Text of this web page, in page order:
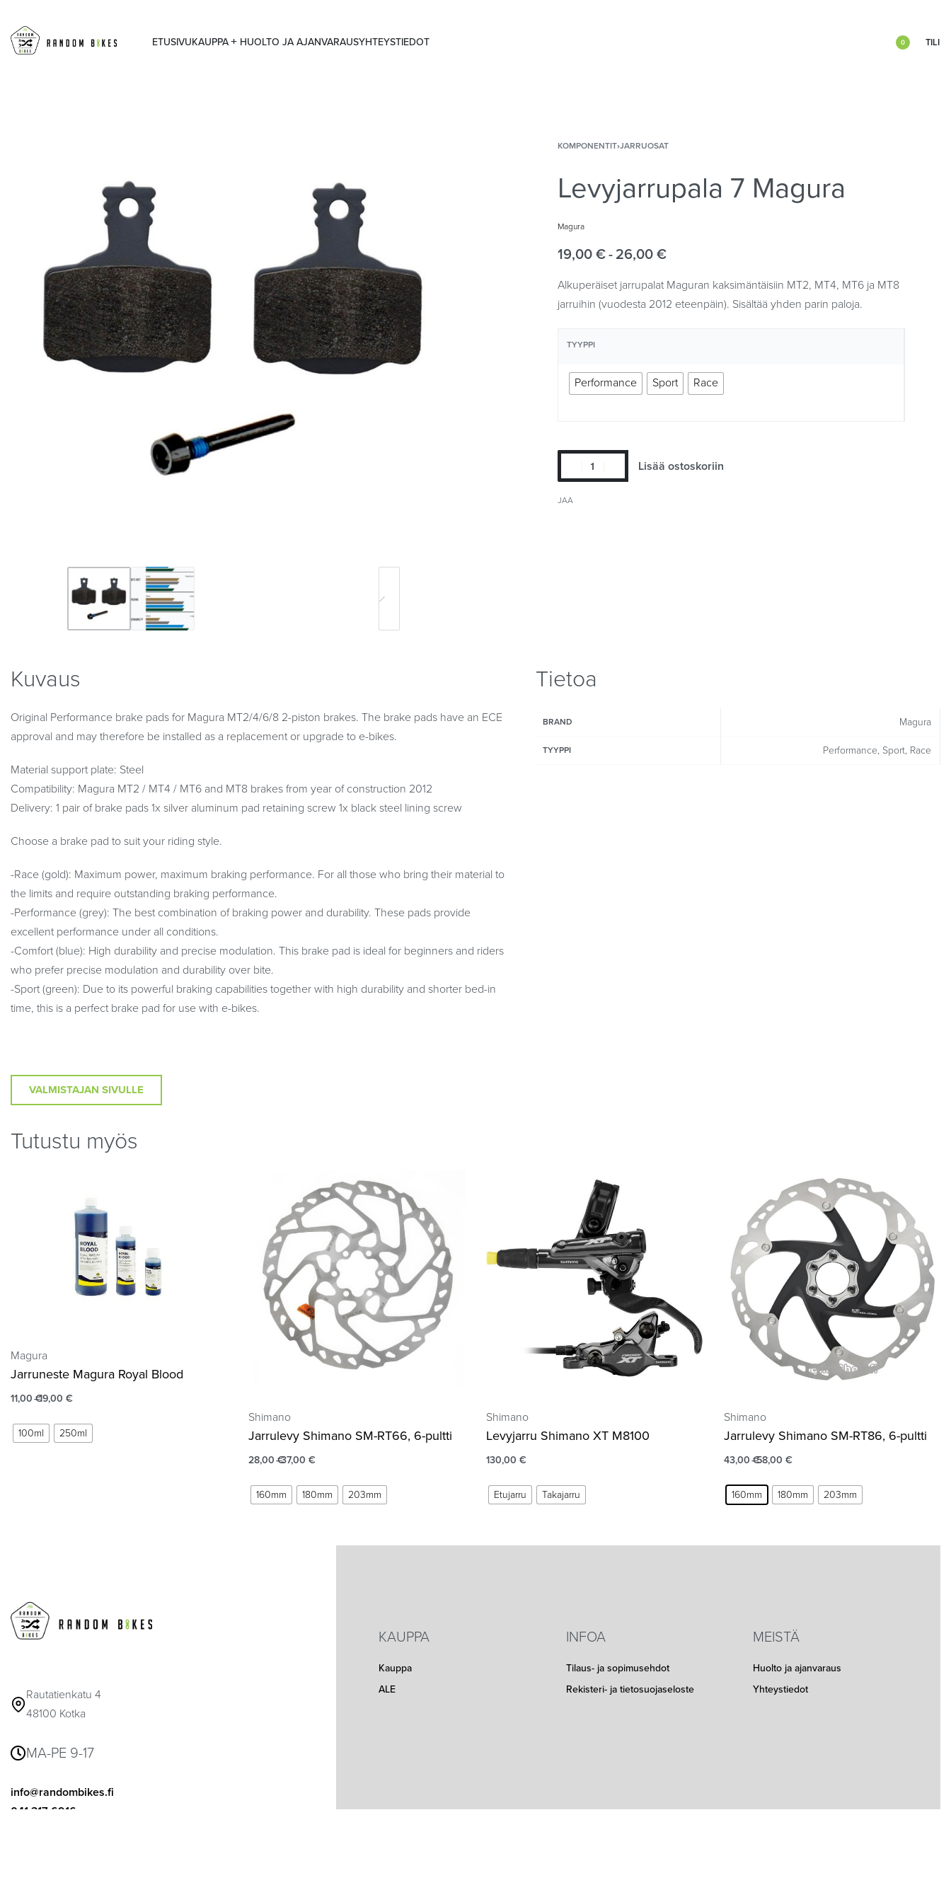
ETUSIVUKAUPPA HUOLTO JA AJANVARAUSYHTEYSTIEDOT 0 TILI
KOMPONENTIT›JARRUOSAT
Levyjarrupala 7 Magura
Magura
19,00 € 26,00 €
Alkuperäiset jarrupalat Maguran kaksimäntäisiin MT2, MT4, MT6 ja MT8
jarruihin (vuodesta 2012 eteenpäin). Sisältää yhden parin paloja.
TYYPPI
Performance Sport Race
Lisää ostoskoriin
JAA
Kuvaus
Original Performance brake pads for Magura MT2/4/6/8 2-piston brakes. The brake pads have an ECE
approval and may therefore be installed as a replacement or upgrade to e-bikes.
Material support plate: Steel
Compatibility: Magura MT2 / MT4 / MT6 and MT8 brakes from year of construction 2012
Delivery: 1 pair of brake pads 1x silver aluminum pad retaining screw 1x black steel lining screw
Choose a brake pad to suit your riding style.
-Race (gold): Maximum power, maximum braking performance. For all those who bring their material to
the limits and require outstanding braking performance.
-Performance (grey): The best combination of braking power and durability. These pads provide
excellent performance under all conditions.
-Comfort (blue): High durability and precise modulation. This brake pad is ideal for beginners and riders
who prefer precise modulation and durability over bite.
-Sport (green): Due to its powerful braking capabilities together with high durability and shorter bed-in
time, this is a perfect brake pad for use with e-bikes.
Tietoa
BRAND Magura
TYYPPI Performance, Sport, Race
VALMISTAJAN SIVULLE
Tutustu myös
Magura
Jarruneste Magura Royal Blood
11,00€19,00 €
100ml 250ml
Shimano
Jarrulevy Shimano SM-RT66, 6-pultti
28,00€37,00 €
160mm 180mm 203mm
Shimano
Levyjarru Shimano XT M8100
130,00 €
Etujarru Takajarru
Shimano
Jarrulevy Shimano SM-RT86, 6-pultti
43,00€58,00 €
160mm 180mm 203mm
Rautatienkatu 4
48100 Kotka
MA-PE 9-17
info@randombikes.fi
041 317 6916
KAUPPA
Kauppa
ALE
INFOA
Tilaus- ja sopimusehdot
Rekisteri- ja tietosuojaseloste
MEISTÄ
Huolto ja ajanvaraus
Yhteystiedot